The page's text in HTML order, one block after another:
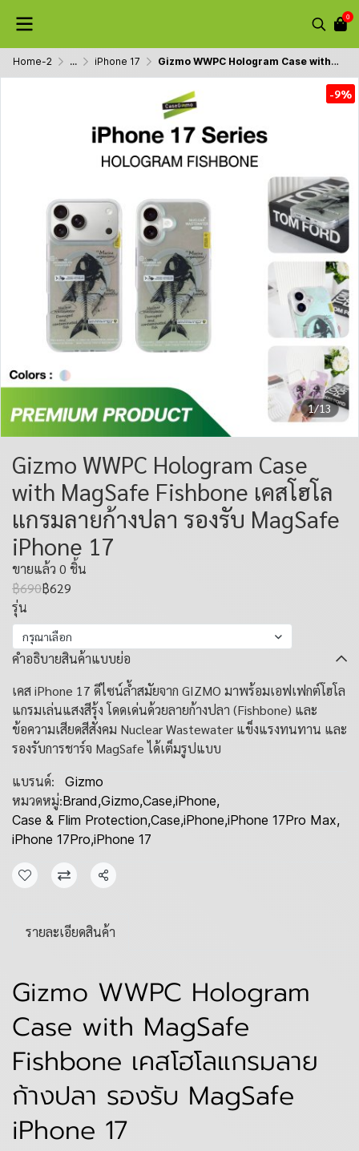
0
Home-2 ... iPhone 17 Gizmo WWPC Hologram Case with MagSafe Fishbone เคสโฮโลแกรมลายก้างปลา รองรับ MagSafe iPhone 17
1/13
-9%
Gizmo WWPC Hologram Case
with MagSafe Fishbone เคสโฮโล
แกรมลายก้างปลา รองรับ MagSafe
iPhone 17
ขายแล้ว 0 ชิ้น
฿690฿629
รุ่น
กรุณาเลือก
คำอธิบายสินค้าแบบย่อ
เคส iPhone 17 ดีไซน์ล้ำสมัยจาก GIZMO มาพร้อมเอฟเฟกต์โฮโล
แกรมเล่นแสงสีรุ้ง โดดเด่นด้วยลายก้างปลา (Fishbone) และ
ข้อความเสียดสีสังคม Nuclear Wastewater แข็งแรงทนทาน และ
รองรับการชาร์จ MagSafe ได้เต็มรูปแบบ
แบรนด์:
Gizmo
หมวดหมู่:Brand,Gizmo,Case,iPhone,
Case & Flim Protection,Case,iPhone,iPhone 17Pro Max,
iPhone 17Pro,iPhone 17
แชร์
รายละเอียดสินค้า
Gizmo WWPC Hologram
Case with MagSafe
Fishbone เคสโฮโลแกรมลาย
ก้างปลา รองรับ MagSafe
iPhone 17